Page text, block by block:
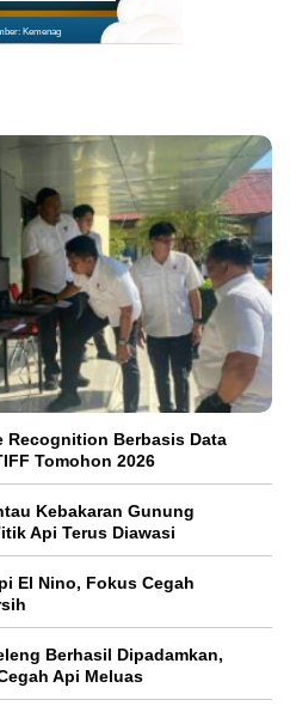
Kemenag
Recognition Berbasis Data
Tomohon 2026
Kebakaran Gunung
Api Terus Diawasi
El Nino, Fokus Cegah
Berhasil Dipadamkan,
Api Meluas